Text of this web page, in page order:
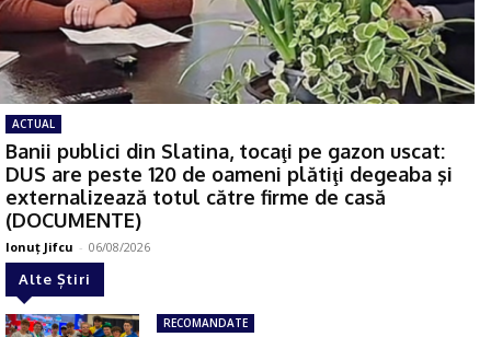
ACTUAL
Banii publici din Slatina, tocaţi pe gazon uscat:
DUS are peste 120 de oameni plătiţi degeaba şi
externalizează totul către firme de casă
(DOCUMENTE)
Ionuţ Jifcu - 06/08/2026
Alte Știri
RECOMANDATE